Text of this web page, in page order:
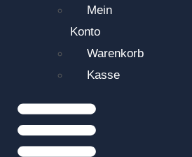
Mein
Konto
Warenkorb
Kasse